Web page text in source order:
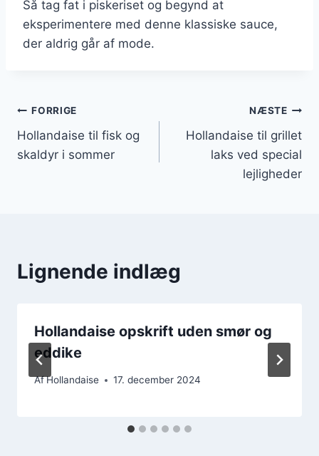
Så tag fat i piskeriset og begynd at
eksperimentere med denne klassiske sauce,
der aldrig går af mode.
Indlægsnavigation
FORRIGE
Hollandaise til fisk og
skaldyr i sommer
NÆSTE
Hollandaise til grillet
laks ved special
lejligheder
Lignende indlæg
Hollandaise opskrift uden smør og
eddike
AfHollandaise 17. december 2024